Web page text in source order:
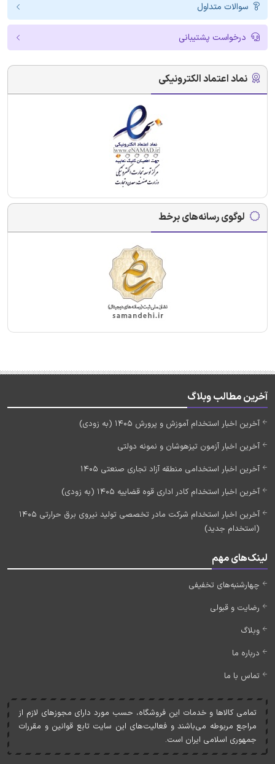
سوالات متداول
درخواست پشتیبانی
نماد اعتماد الکترونیکی
لوگوی رسانه‌های برخط
آخرین مطالب وبلاگ
آخرین اخبار استخدام آموزش و پرورش 1405 (به زودی)
آخرین اخبار آزمون تیزهوشان و نمونه دولتی
آخرین اخبار استخدامی منطقه آزاد تجاری صنعتی 1405
آخرین اخبار استخدام کادر اداری قوه قضاییه 1405 (به زودی)
آخرین اخبار استخدام شرکت مادر تخصصی تولید نیروی برق حرارتی 1405
(استخدام جدید)
لینک‌های مهم
چهارشنبه‌های تخفیفی
رضایت و قبولی
وبلاگ
درباره ما
تماس با ما
تمامی کالاها و خدمات اين فروشگاه، حسب مورد دارای مجوزهای لازم از
مراجع مربوطه می‌باشند و فعاليت‌های اين سايت تابع قوانين و مقررات
جمهوری اسلامی ايران است.